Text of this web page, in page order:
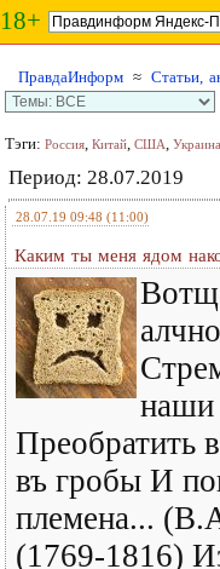
18+
ПравдаИнформ ≈ Статьи,
Тэги: Россия, Китай, США, Украина
Период: 28.07.2019
28.07.19 09:48 (11:00)
Каким ты меня ядом
наши
Преобратить
въ гробы И
племена...
(1769-1816)